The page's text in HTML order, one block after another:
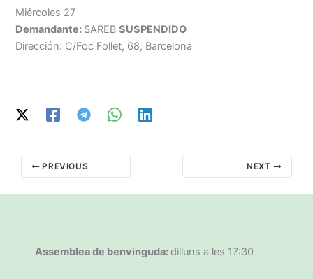
Miércoles 27
Demandante: SAREBSUSPENDIDO
Dirección: C/Foc Follet, 68, Barcelona
PREVIOUS NEXT
Assemblea de benvinguda: dilluns a les 17:30